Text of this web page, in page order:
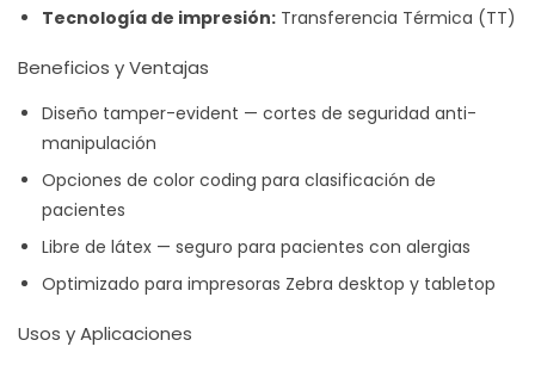
Tecnología de impresión: Transferencia Térmica (TT)
Beneficios y Ventajas
Diseño tamper-evident — cortes de seguridad anti-
manipulación
Opciones de color coding para clasificación de
pacientes
Libre de látex — seguro para pacientes con alergias
Optimizado para impresoras Zebra desktop y tabletop
Usos y Aplicaciones